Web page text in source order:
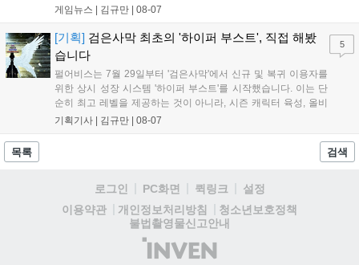
경성 배경의 신작 그날의 신문이 출시되며, 15일부터 17일까지는 국내
은 공식 페이지에서 확인 가능하다....
게임뉴스 | 김규만 08-07
[기획] 검은사막 최초의 '하이퍼 부스트', 직접 해봤
습니다
펄어비스는 7월 29일부터 '검은사막'에서 신규 및 복귀 이용자를
위한 상시 성장 시스템 '하이퍼 부스트'를 시작했습니다. 이는 단
순히 최고 레벨을 제공하는 것이 아니라, 시즌 캐릭터 육성, 올비
아 아카데미 수료, 아침의 나라 설화 진행 등 4단계 과정을 통해
용자는 과제를 완수하며 동(V) 투발라 장비와 검은별 무기, 카라
기획기사 | 김규만 08-07
5
목록 검색
로그인 PC화면 퀵링크
설정
이용약관
개인정보처리방침
청소년보호정책
불법촬영물신고안내
(주)
인